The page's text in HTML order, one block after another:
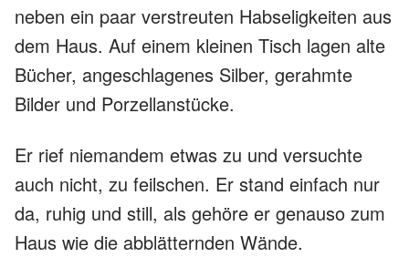
neben ein paar verstreuten Habseligkeiten aus
dem Haus. Auf einem kleinen Tisch lagen alte
Bücher, angeschlagenes Silber, gerahmte
Bilder und Porzellanstücke.
Er rief niemandem etwas zu und versuchte
auch nicht, zu feilschen. Er stand einfach nur
da, ruhig und still, als gehöre er genauso zum
Haus wie die abblätternden Wände.